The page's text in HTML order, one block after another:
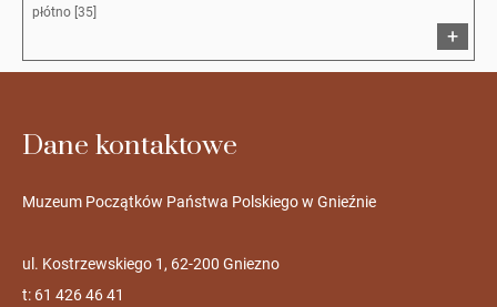
płótno [35]
+
Dane kontaktowe
Muzeum Początków Państwa Polskiego w Gnieźnie
ul. Kostrzewskiego 1, 62-200 Gniezno
t: 61 426 46 41